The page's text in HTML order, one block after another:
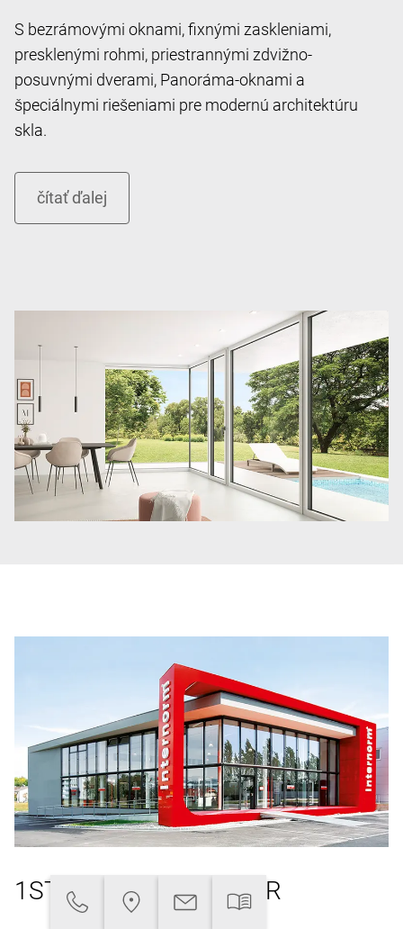
S bezrámovými oknami, fixnými zaskleniami,
presklenými rohmi, priestrannými zdvižno-
posuvnými dverami, Panoráma-oknami a
špeciálnymi riešeniami pre modernú architektúru
skla.
1ST WINDOW PARTNER